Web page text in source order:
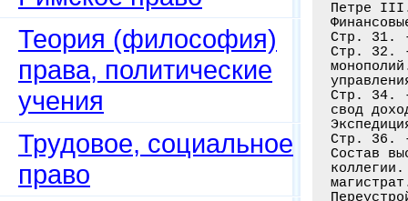
Теория (философия)
права, политические
учения
Трудовое, социальное
право